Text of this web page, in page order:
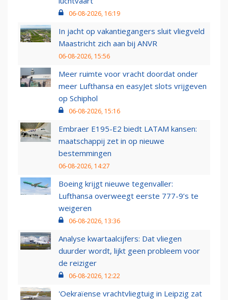
06-08-2026, 16:19
In jacht op vakantiegangers sluit vliegveld
Maastricht zich aan bij ANVR
06-08-2026, 15:56
Meer ruimte voor vracht doordat onder
meer Lufthansa en easyJet slots vrijgeven
op Schiphol
06-08-2026, 15:16
Embraer E195-E2 biedt LATAM kansen:
maatschappij zet in op nieuwe
bestemmingen
06-08-2026, 14:27
Boeing krijgt nieuwe tegenvaller:
Lufthansa overweegt eerste 777-9’s te
weigeren
06-08-2026, 13:36
Analyse kwartaalcijfers: Dat vliegen
duurder wordt, lijkt geen probleem voor
de reiziger
06-08-2026, 12:22
'Oekraïense vrachtvliegtuig in Leipzig zat